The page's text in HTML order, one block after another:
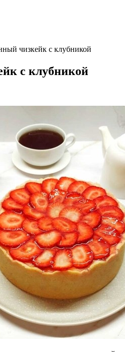
чизкейк с клубникой
с клубникой